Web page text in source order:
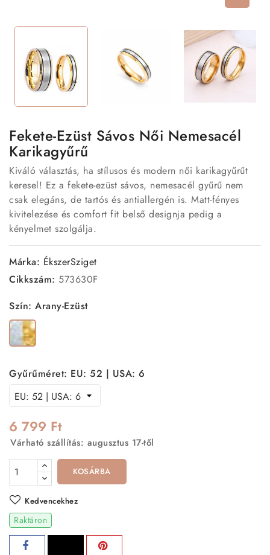
Fekete-Ezüst Sávos Női Nemesacél
Karikagyűrű
Kiváló választás, ha stílusos és modern női karikagyűrűt
keresel! Ez a fekete-ezüst sávos, nemesacél gyűrű nem
csak elegáns, de tartós és antiallergén is. Matt-fényes
kivitelezése és comfort fit belső designja pedig a
kényelmet szolgálja.
Márka: ÉkszerSziget
Cikkszám: 573630F
Szín: Arany-Ezüst
Arany-
Ezüst
Gyűrűméret: EU: 52 | USA: 6
6 799 Ft
Várható szállítás: augusztus 17-től
KOSÁRBA
Kedvencekhez
Raktáron